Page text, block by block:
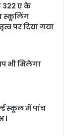
322 ए के
स्कूलिंग
पर दिया गया
भी मिलेगा
स्कूल में पांच
l